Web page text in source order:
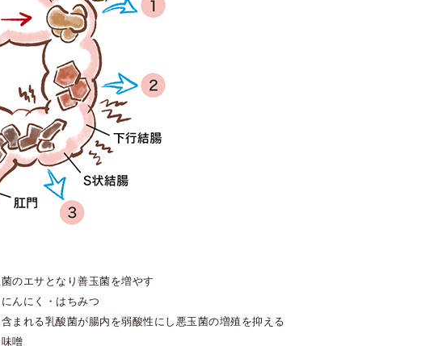
のエサとなり善玉菌を増やす
んにく・はちみつ
まれる乳酸菌が腸内を弱酸性にし悪玉菌の増殖を抑える
噌